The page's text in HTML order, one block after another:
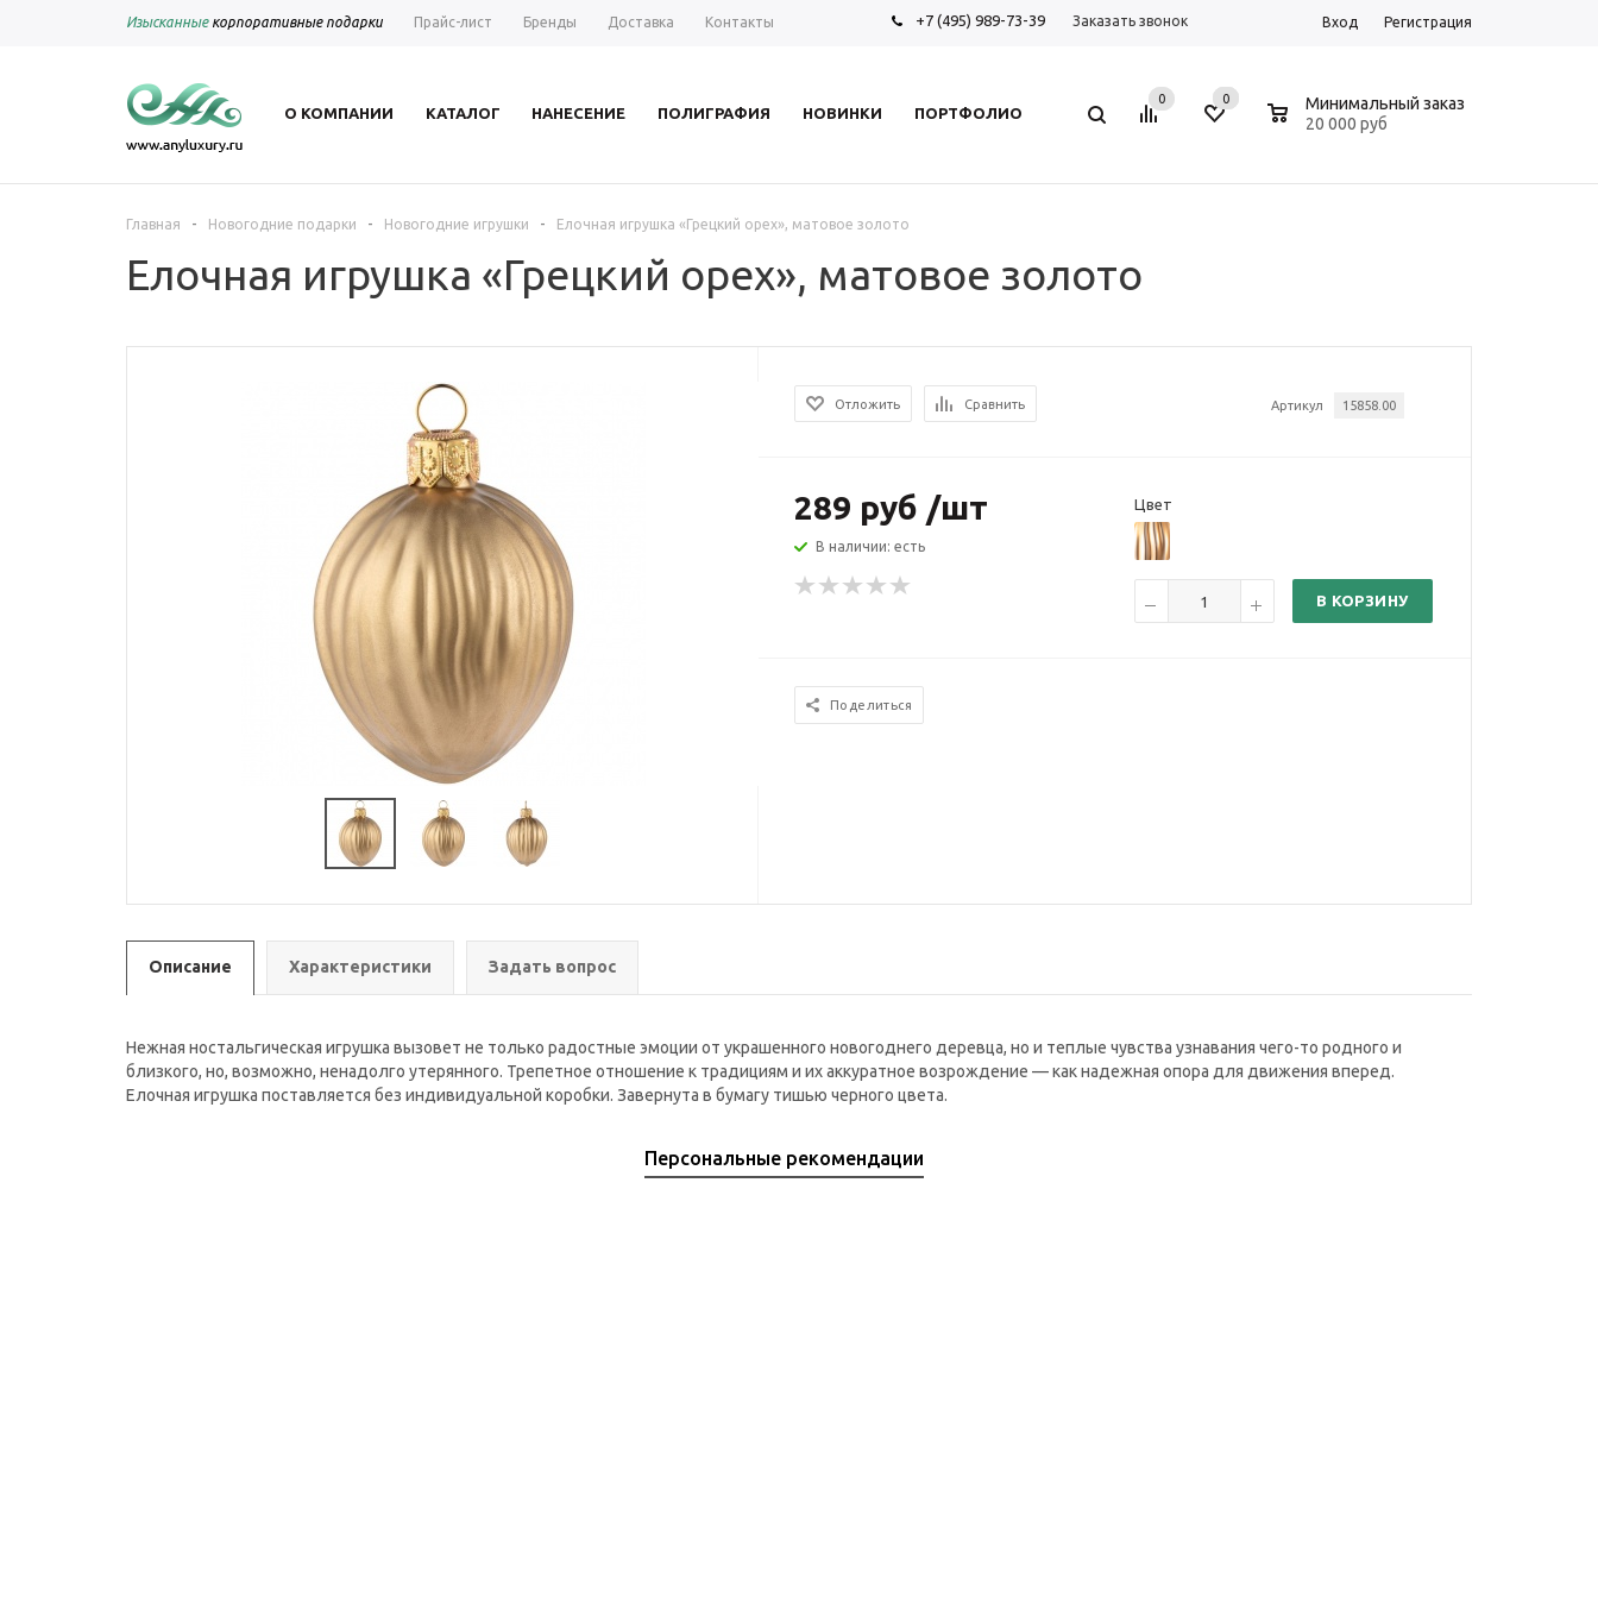
Изысканныекорпоративные подарки Прайс-лист Бренды Доставка Контакты +7 (495) 989-73-39 Заказать звонок Вход Регистрация
О КОМПАНИИ КАТАЛОГ НАНЕСЕНИЕ ПОЛИГРАФИЯ НОВИНКИ ПОРТФОЛИО
0 0
Минимальный заказ
20 000 руб
Главная - Новогодние подарки - Новогодние игрушки - Елочная игрушка «Грецкий орех», матовое золото
Елочная игрушка «Грецкий орех», матовое золото
Артикул 15858.00
Отложить Сравнить
289 руб /шт
В наличии: есть
Цвет
В КОРЗИНУ
Поделиться
Описание Характеристики Задать вопрос
Нежная ностальгическая игрушка вызовет не только радостные эмоции от украшенного новогоднего деревца, но и теплые чувства узнавания чего-то родного и
близкого, но, возможно, ненадолго утерянного. Трепетное отношение к традициям и их аккуратное возрождение — как надежная опора для движения вперед.
Елочная игрушка поставляется без индивидуальной коробки. Завернута в бумагу тишью черного цвета.
Персональные рекомендации